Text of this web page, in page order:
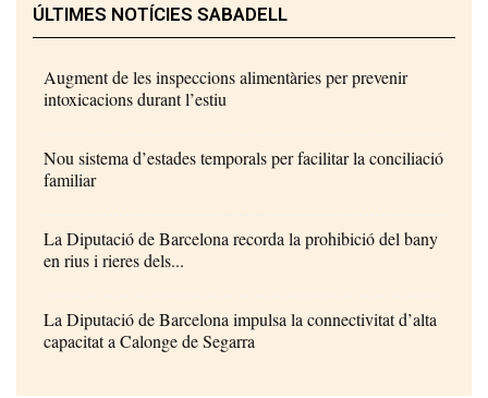
ÚLTIMES NOTÍCIES SABADELL
Augment de les inspeccions alimentàries per prevenir
intoxicacions durant l’estiu
Nou sistema d’estades temporals per facilitar la conciliació
familiar
La Diputació de Barcelona recorda la prohibició del bany
en rius i rieres dels...
La Diputació de Barcelona impulsa la connectivitat d’alta
capacitat a Calonge de Segarra